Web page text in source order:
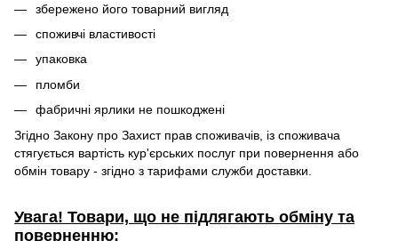
збережено його товарний вигляд
споживчі властивості
упаковка
пломби
фабричні ярлики не пошкоджені
Згідно Закону про Захист прав споживачів, із споживача
стягується вартість кур'єрських послуг при повернення або
обмін товару - згідно з тарифами служби доставки.
Увага! Товари, що не підлягають обміну та
поверненню: